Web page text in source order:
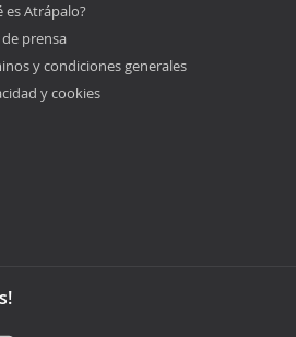
es Atrápalo?
prensa
y condiciones generales
y cookies